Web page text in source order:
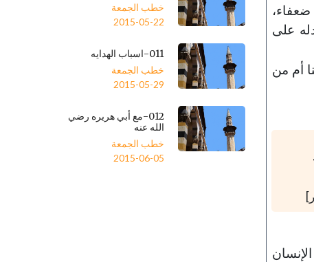
ضعفاء،
على
أم من
خطب الجمعة
2015-05-22
011-اسباب الهدايه
خطب الجمعة
2015-05-29
012-مع أبي هريره رضي
الله عنه
خطب الجمعة
2015-06-05